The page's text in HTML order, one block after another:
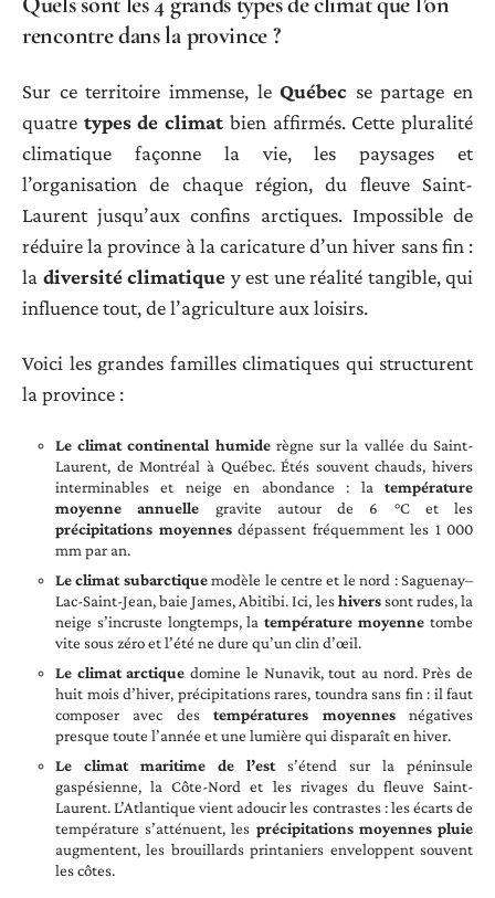
rencontre dans la province ?
Sur ce territoire immense, leQuébec se partage en
quatre types de climat bien affirmés. Cette pluralité
climatique façonne la vie, les paysages et
l’organisation de chaque région, du fleuve Saint-
Laurent jusqu’aux confins arctiques. Impossible de
réduire la province à la caricature d’un hiver sans fin :
la diversité climatique y est une réalité tangible, qui
influence tout, de l’agriculture aux loisirs.
Voici les grandes familles climatiques qui structurent
la province :
Le climat continental humiderègne sur la vallée du Saint-
Laurent, de Montréal à Québec. Étés souvent chauds, hivers
interminables et neige en abondance : la température
moyenne annuelle gravite autour de 6 °C et les
précipitations moyennesdépassent fréquemment les 1 000
mm par an.
Le climat subarctiquemodèle le centre et le nord : Saguenay–
Lac-Saint-Jean, baie James, Abitibi. Ici, leshiverssont rudes, la
neige s’incruste longtemps, latempérature moyenne tombe
vite sous zéro et l’été ne dure qu’un clin d’œil.
Le climat arctique domine le Nunavik, tout au nord. Près de
huit mois d’hiver, précipitations rares, toundra sans fin : il faut
composer avec destempératures moyennesnégatives
presque toute l’année et une lumière qui disparaît en hiver.
Le climat maritime de l’ests’étend sur la péninsule
gaspésienne, la Côte-Nord et les rivages du fleuve Saint-
Laurent. L’Atlantique vient adoucir les contrastes : les écarts de
température s’atténuent, les précipitations moyennes pluie
augmentent, les brouillards printaniers enveloppent souvent
les côtes.